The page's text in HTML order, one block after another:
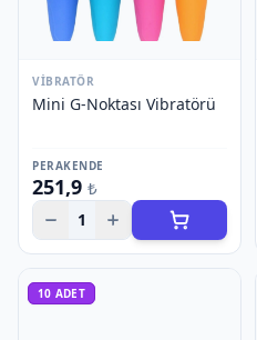
VIBRATÖR
Mini G-Noktası Vibratörü
PERAKENDE
251,9 ₺
1
10 ADET